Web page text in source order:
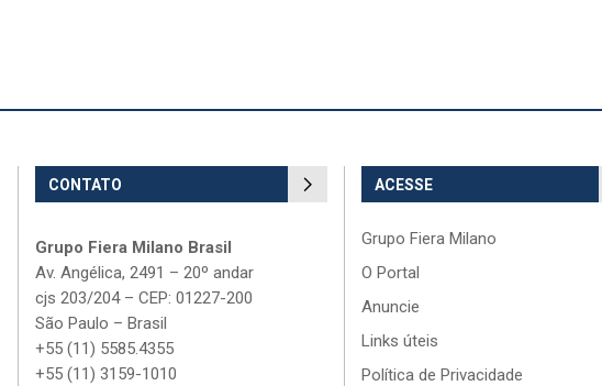
CONTATO
Grupo Fiera Milano Brasil
Av. Angélica, 2491 – 20º andar
cjs 203/204 – CEP: 01227-200
São Paulo – Brasil
+55 (11) 5585.4355
+55 (11) 3159-1010
ACESSE
Grupo Fiera Milano
O Portal
Anuncie
Links úteis
Política de Privacidade